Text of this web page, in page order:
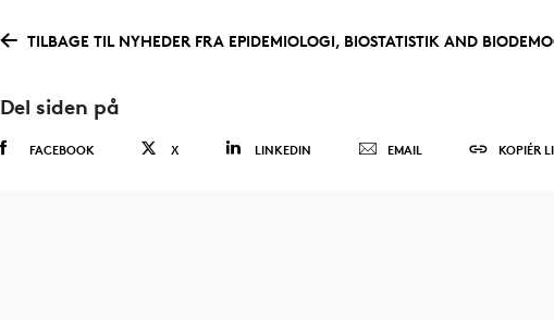
TILBAGE TIL NYHEDER FRA EPIDEMIOLOGI, BIOSTATISTIK AND
Del siden på
FACEBOOK X LINKEDIN EMAIL KOPIÉR